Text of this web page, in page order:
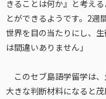
きることは何か』と考え
とができるようです。2週
世界を目の当たりにし、
は間違いありません」
このセブ島語学留学は
大きな判断材料になると